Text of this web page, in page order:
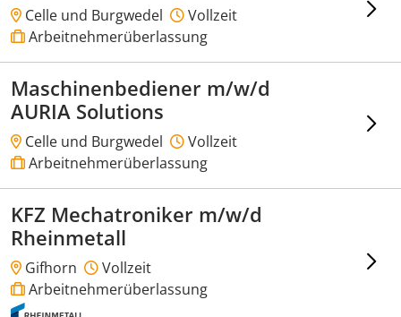
Celle und Burgwedel
Vollzeit
Arbeitnehmerüberlassung
Maschinenbediener m/w/d
AURIA Solutions
Celle und Burgwedel
Vollzeit
Arbeitnehmerüberlassung
KFZ Mechatroniker m/w/d
Rheinmetall
Gifhorn
Vollzeit
Arbeitnehmerüberlassung